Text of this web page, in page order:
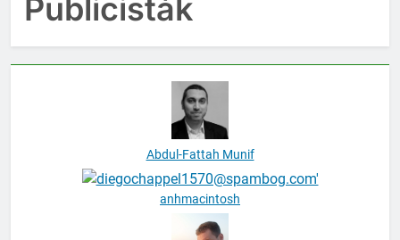
Publicisták
Abdul-Fattah Munif
anhmacintosh